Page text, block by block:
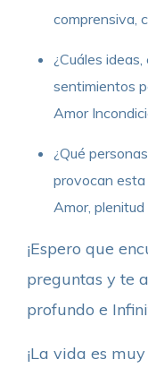
comprensiva,
¿Cuáles
sentimientos
Amor
¿Qué
provocan esta
Amor,
¡Espero que
preguntas y te
profundo e
¡La vida es